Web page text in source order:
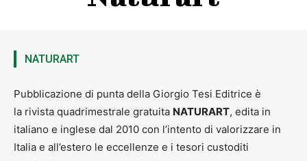
NATURART
Pubblicazione di punta della Giorgio Tesi Editrice è
la rivista quadrimestrale gratuita NATURART, edita in
italiano e inglese dal 2010 con l’intento di valorizzare in
Italia e all’estero le eccellenze e i tesori custoditi